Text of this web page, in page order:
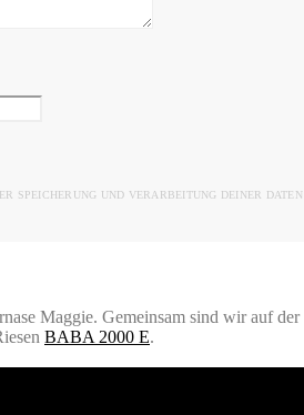
SPEICHERUNG UND VERARBEITUNG DEINER
Maggie. Gemeinsam sind wir auf
BABA 2000 E.